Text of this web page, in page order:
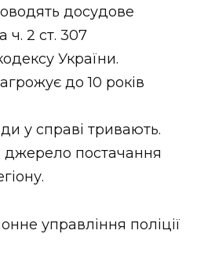
досудове
ч. 2 ст. 307
України.
до 10 років
у справі тривають.
джерело постачання
управління поліції